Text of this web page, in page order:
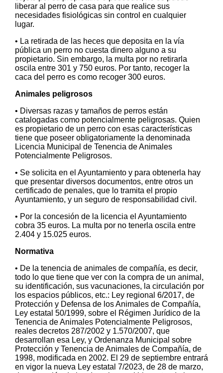
liberar al perro de casa para que realice sus
necesidades fisiológicas sin control en cualquier
lugar.
• La retirada de las heces que deposita en la vía
pública un perro no cuesta dinero alguno a su
propietario. Sin embargo, la multa por no retirarla
oscila entre 301 y 750 euros. Por tanto, recoger la
caca del perro es como recoger 300 euros.
Animales peligrosos
• Diversas razas y tamaños de perros están
catalogadas como potencialmente peligrosas. Quien
es propietario de un perro con esas características
tiene que poseer obligatoriamente la denominada
Licencia Municipal de Tenencia de Animales
Potencialmente Peligrosos.
• Se solicita en el Ayuntamiento y para obtenerla hay
que presentar diversos documentos, entre otros un
certificado de penales, que lo tramita el propio
Ayuntamiento, y un seguro de responsabilidad civil.
• Por la concesión de la licencia el Ayuntamiento
cobra 35 euros. La multa por no tenerla oscila entre
2.404 y 15.025 euros.
Normativa
• De la tenencia de animales de compañía, es decir,
todo lo que tiene que ver con la compra de un animal,
su identificación, sus vacunaciones, la circulación por
los espacios públicos, etc.: Ley regional 6/2017, de
Protección y Defensa de los Animales de Compañía,
Ley estatal 50/1999, sobre el Régimen Jurídico de la
Tenencia de Animales Potencialmente Peligrosos,
reales decretos 287/2002 y 1.570/2007, que
desarrollan esa Ley, y Ordenanza Municipal sobre
Protección y Tenencia de Animales de Compañía, de
1998, modificada en 2002. El 29 de septiembre entrará
en vigor la nueva Ley estatal 7/2023, de 28 de marzo,